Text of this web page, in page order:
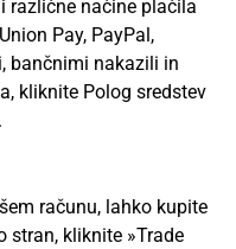
različne načine plačila
Pay, PayPal,
bančnimi nakazili in
kliknite Polog sredstev
računu, lahko kupite
stran, kliknite »Trade